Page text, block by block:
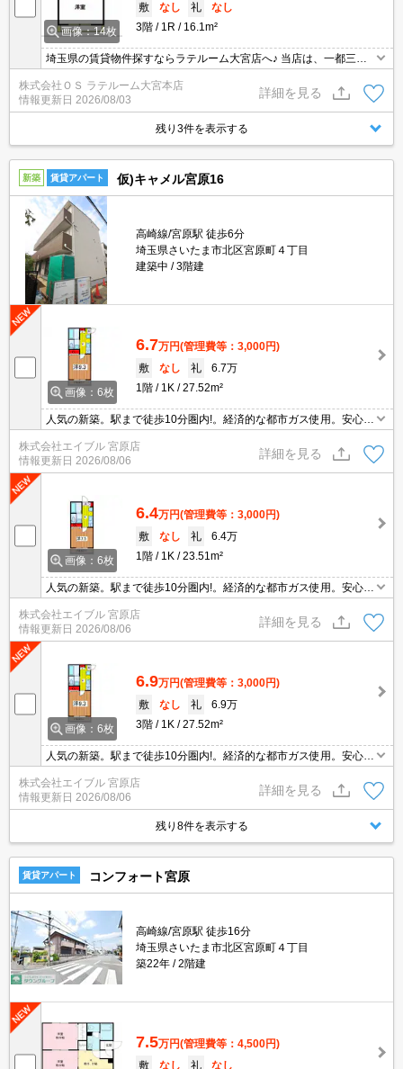
画像：14枚
敷
なし 礼
なし
3階
1R 16.1m²
埼玉県の賃貸物件探すならラテルーム大宮店へ♪ 当店は、一都三県
の中でも埼玉県に特化しておりますので、納得のお部屋探しが提供
可能！インターネット上に公開されてない物件多数取扱っておりま
す。初期費用のキャンペーン物件も御座いまして、お支払いは分割
支払いも対応しております。 ※当物件は、仲介手数料のご負担0円
株式会社ＯＳ ラテルーム大宮本店
情報更新日 2026/08/03
詳細を見る
残り3件を表示する
新築 賃貸アパート 仮)キャメル宮原16
高崎線/宮原駅 徒歩6分
埼玉県さいたま市北区宮原町４丁目
建築中
3階建
画像：6枚
6.7万円(管理費等：3,000円)
敷
なし 礼
6.7万
1階
1K 27.52m²
人気の新築。駅まで徒歩10分圏内!。経済的な都市ガス使用。安心の
オートロック。便利な宅配BOX。インターネット無料。浴室乾燥
機、室内物干し付きで雨の日も安心です。スーパー、コンビニ徒歩
5分圏内。
株式会社エイブル 宮原店
情報更新日 2026/08/06
詳細を見る
画像：6枚
6.4万円(管理費等：3,000円)
敷
なし 礼
6.4万
1階
1K 23.51m²
人気の新築。駅まで徒歩10分圏内!。経済的な都市ガス使用。安心の
オートロック。便利な宅配BOX。インターネット無料。浴室乾燥
機、室内物干し付きで雨の日も安心です。スーパー、コンビニ徒歩
5分圏内。
株式会社エイブル 宮原店
情報更新日 2026/08/06
詳細を見る
画像：6枚
6.9万円(管理費等：3,000円)
敷
なし 礼
6.9万
3階
1K 27.52m²
人気の新築。駅まで徒歩10分圏内!。経済的な都市ガス使用。安心の
オートロック。便利な宅配BOX。インターネット無料。浴室乾燥
機、室内物干し付きで雨の日も安心です。スーパー、コンビニ徒歩
5分圏内。
株式会社エイブル 宮原店
情報更新日 2026/08/06
詳細を見る
残り8件を表示する
賃貸アパート コンフォート宮原
高崎線/宮原駅 徒歩16分
埼玉県さいたま市北区宮原町４丁目
築22年
2階建
7.5万円(管理費等：4,500円)
敷
なし 礼
なし